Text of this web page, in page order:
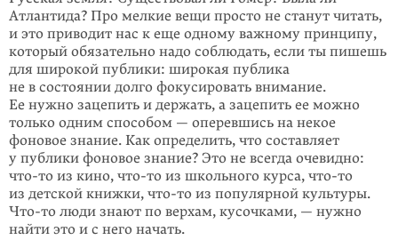
Атлантида? Про мелкие вещи просто не станут читать,
и это приводит нас к еще одному важному принципу,
который обязательно надо соблюдать, если ты пишешь
для широкой публики: широкая публика
не в состоянии долго фокусировать внимание.
Ее нужно зацепить и держать, а зацепить ее можно
только одним способом — оперевшись на некое
фоновое знание. Как определить, что составляет
у публики фоновое знание? Это не все­гда очевидно:
что-то из кино, что-то из школьного курса, что-то
из детской книжки, что-то из популярной культуры.
Что-то люди знают по верхам, кусочками, — нужно
найти это и с него начать.